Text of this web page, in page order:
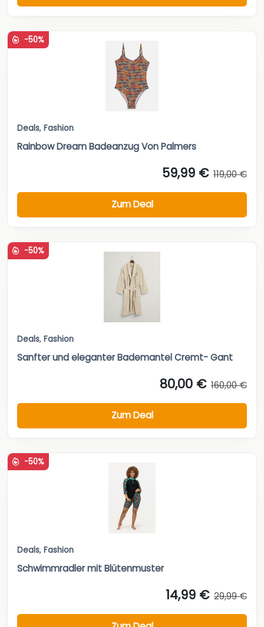
-50%
Deals, Fashion
Rainbow Dream Badeanzug Von Palmers
59,99 € 119,00 €
Zum Deal
-50%
Deals, Fashion
Sanfter und eleganter Bademantel Cremt- Gant
80,00 € 160,00 €
Zum Deal
-50%
Deals, Fashion
Schwimmradler mit Blütenmuster
14,99 € 29,99 €